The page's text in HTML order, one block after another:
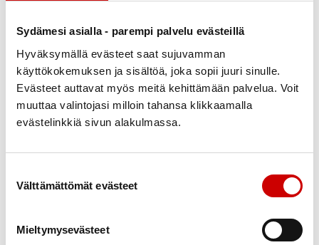
Sydämesi asialla - parempi palvelu evästeillä
Hyväksymällä evästeet saat sujuvamman
käyttökokemuksen ja sisältöä, joka sopii juuri sinulle.
Evästeet auttavat myös meitä kehittämään palvelua. Voit
muuttaa valintojasi milloin tahansa klikkaamalla
evästelinkkiä sivun alakulmassa.
Välttämättömät evästeet
Mieltymysevästeet
ravinto
mielen hyvinvointi
Seuraavat ryhmät alkavat:
tiistaina 28.9. klo 9.30 – 11, ilmoittautuminen päättyy
21.9.
päättyy 21.9.
päättyy 26.10.